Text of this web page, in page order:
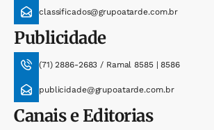
classificados@grupoatarde.com.br
Publicidade
(71) 2886-2683 / Ramal 8585 | 8586
publicidade@grupoatarde.com.br
Canais e Editorias